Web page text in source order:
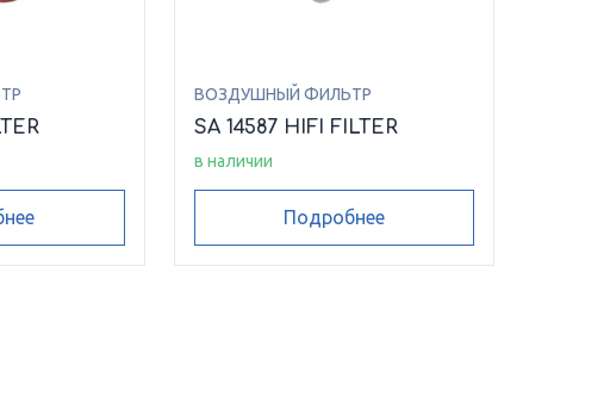
ВОЗДУШНЫЙ ФИЛЬТР
SA 14587 HIFI FILTER
в наличии
Подробнее